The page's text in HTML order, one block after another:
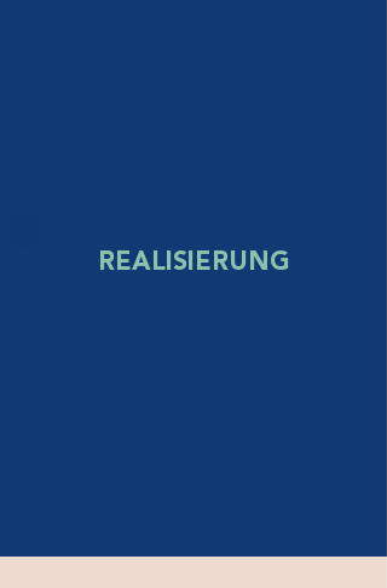
REALISIERUNG